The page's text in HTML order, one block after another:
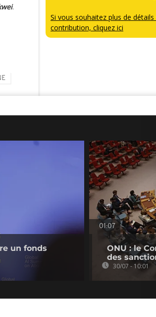
.
Si vous souhaitez plus de détails
contribution, cliquez ici
un fonds
01:07
ONU : le
des
30/07 - 10:01